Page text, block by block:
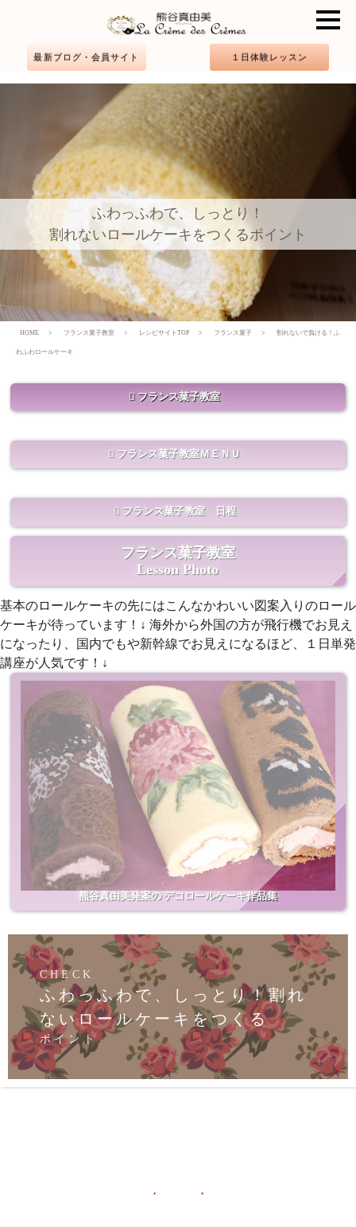
１日体験レッスン
最新ブログ・会員サイト
ふわっふわで、しっとり！
割れないロールケーキをつくるポイント
HOME フランス菓子教室 レシピサイトTOP フランス菓子 割れないで負ける！ふ
わふわロールケーキ
フランス菓子教室
フランス菓子教室ＭＥＮＵ
フランス菓子教室 日程
フランス菓子教室
Lesson Photo
基本のロールケーキの先にはこんなかわいい図案入りのロール
ケーキが待っています！↓ 海外から外国の方が飛行機でお見え
になったり、国内でもや新幹線でお見えになるほど、１日単発
講座が人気です！↓
熊谷真由美発案の デコロールケーキ作品集
CHECK
ふわっふわで、しっとり！割れ
ないロールケーキをつくる
ポイント